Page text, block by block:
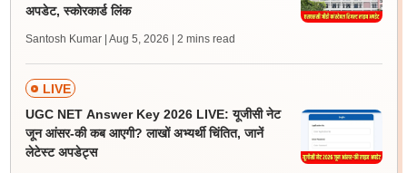
अपडेट, स्कोरकार्ड लिंक
Santosh Kumar | Aug 5, 2026 | 2 mins read
LIVE
UGC NET Answer Key 2026 LIVE: यूजीसी नेट
जून आंसर-की कब आएगी? लाखों अभ्यर्थी चिंतित, जानें
लेटेस्ट अपडेट्स